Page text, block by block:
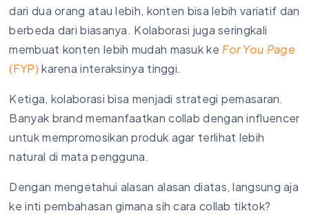
dari dua orang atau lebih, konten bisa lebih variatif dan
berbeda dari biasanya. Kolaborasi juga seringkali
membuat konten lebih mudah masuk ke For You Page
(FYP) karena interaksinya tinggi.
Ketiga, kolaborasi bisa menjadi strategi pemasaran.
Banyak brand memanfaatkan collab dengan influencer
untuk mempromosikan produk agar terlihat lebih
natural di mata pengguna.
Dengan mengetahui alasan alasan diatas, langsung aja
ke inti pembahasan gimana sih cara collab tiktok?